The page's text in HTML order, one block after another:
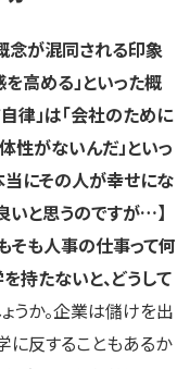
概念が混同される印象
高める」といった概
律」は「会社のために
性がないんだ」といっ
当にその人が幸せにな
いと思うのですが…】
そも人事の仕事って何
持たないと、どうして
うか。企業は儲けを出
に反することもあるか